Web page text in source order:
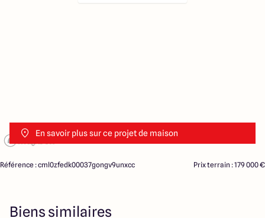
En savoir plus sur ce projet de maison
Référence : cml0zfedk00037gongv9unxcc Prix terrain : 179 000 €
Biens similaires